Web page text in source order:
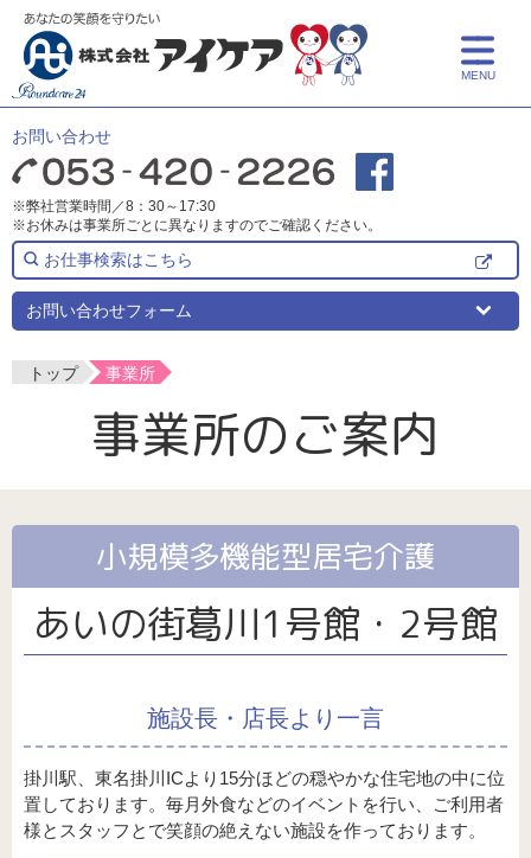
MENU
介護についての学び
福祉用具
事業所検索
新卒採用
パート・アルバイト採用
よくある質問
サイト/プライバシーポリシー
お仕事検索はこちら
お問い合わせフォーム
お問い合わせ
※弊社営業時間／8：30～17:30
※お休みは事業所ごとに異なりますのでご確認ください。
トップ 事業所
事業所のご案内
小規模多機能型居宅介護
あいの街葛川1号館・2号館
施設長・店長より一言
掛川駅、東名掛川ICより15分ほどの穏やかな住宅地の中に位
置しております。毎月外食などのイベントを行い、ご利用者
様とスタッフとで笑顔の絶えない施設を作っております。